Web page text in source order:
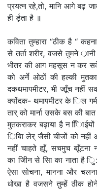
प्रयत्न रहे,तो, मानि आगे बढ़
ही र्ड़ता है ॥
कविता तुम्हारा “ठीक है “
से तर्ता शरीर, वजसे तुमने
भीतर की आग महसूस न कर
को अर्ने ओठों की हल्की
दकथमापमीटर, भी जाूँच नहीं
क्योंदक- थमापमीटर के िल
तार् को मार्ना उसके बस की
मुतकराकर बढ़ाया है न
िबाि लेर् जैसी चीजों को नहीं
नहीं चाहते हाूँ, सचमुच
का जीिन से सिा का नाता है
ऐसा सोचना, मानना और
धोखा है वजसने तुम्हें ठीक